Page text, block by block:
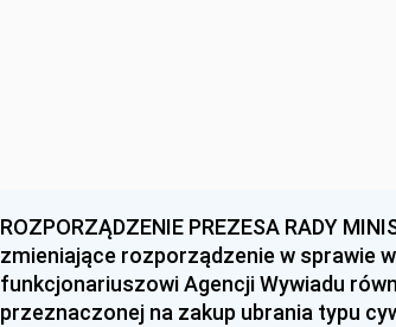
ROZPORZĄDZENIE PREZESA RADY
zmieniające rozporządzenie w sprawie
funkcjonariuszowi Agencji Wywiadu
przeznaczonej na zakup ubrania typu